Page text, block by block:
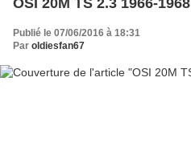
Publié le 07/06/2016 à 18:31
Par oldiesfan67